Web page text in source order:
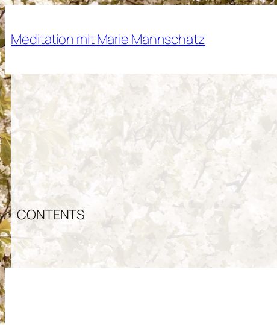
Zum
Inhalt
springen
Meditation mit Marie Mannschatz
CONTENTS